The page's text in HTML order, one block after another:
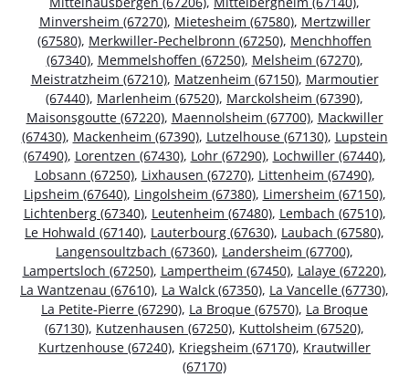
Minversheim (67270), Mietesheim (67580), Mertzwiller
(67580), Merkwiller-Pechelbronn (67250), Menchhoffen
(67340), Memmelshoffen (67250), Melsheim (67270),
Meistratzheim (67210), Matzenheim (67150), Marmoutier
(67440), Marlenheim (67520), Marckolsheim (67390),
Maisonsgoutte (67220), Maennolsheim (67700), Mackwiller
(67430), Mackenheim (67390), Lutzelhouse (67130), Lupstein
(67490), Lorentzen (67430), Lohr (67290), Lochwiller (67440),
Lobsann (67250), Lixhausen (67270), Littenheim (67490),
Lipsheim (67640), Lingolsheim (67380), Limersheim (67150),
Lichtenberg (67340), Leutenheim (67480), Lembach (67510),
Le Hohwald (67140), Lauterbourg (67630), Laubach (67580),
Langensoultzbach (67360), Landersheim (67700),
Lampertsloch (67250), Lampertheim (67450), Lalaye (67220),
La Wantzenau (67610), La Walck (67350), La Vancelle (67730),
La Petite-Pierre (67290), La Broque (67570), La Broque
(67130), Kutzenhausen (67250), Kuttolsheim (67520),
Kurtzenhouse (67240), Kriegsheim (67170), Krautwiller
(67170)